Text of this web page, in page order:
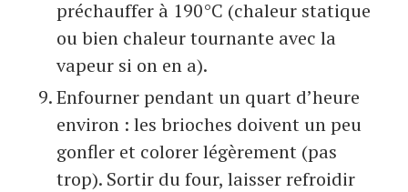
préchauffer à 190°C (chaleur statique
ou bien chaleur tournante avec la
vapeur si on en a).
Enfourner pendant un quart d’heure
environ : les brioches doivent un peu
gonfler et colorer légèrement (pas
trop). Sortir du four, laisser refroidir